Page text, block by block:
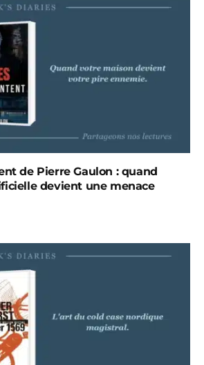
de Pierre Gaulon : quand
devient une menace